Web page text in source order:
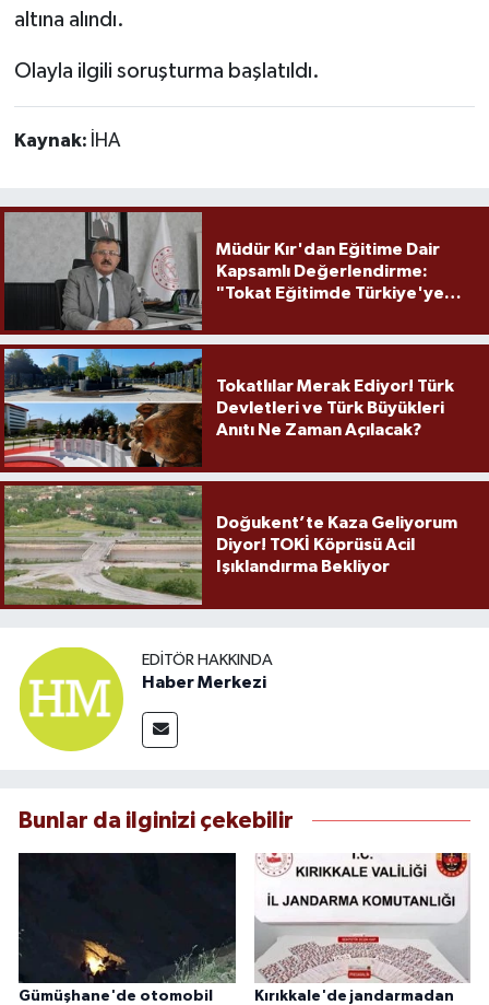
altına alındı.
Olayla ilgili soruşturma başlatıldı.
Kaynak: İHA
Müdür Kır'dan Eğitime Dair
Kapsamlı Değerlendirme:
"Tokat Eğitimde Türkiye'ye
Tokatlılar Merak Ediyor! Türk
Devletleri ve Türk Büyükleri
Anıtı Ne Zaman Açılacak?
Doğukent’te Kaza Geliyorum
Diyor! TOKİ Köprüsü Acil
Işıklandırma Bekliyor
EDITÖR HAKKINDA
Haber Merkezi
Bunlar da ilginizi çekebilir
Gümüşhane'de otomobil Kırıkkale'de jandarmadan